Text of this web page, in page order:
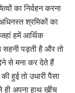
का निर्वहन करना
अधिनस्त श्रमिकों का
हमें आर्थिक
पड़ती है और तो
देने से मना कर देते हैं
हुई तो उधारी पैसा
ही अपना हाथ खींच